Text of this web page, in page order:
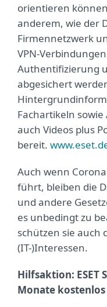
orientieren
anderem, wie der
Firmennetzwerk
VPN-
Authentifizierung
abgesichert
Fachartikeln
auch Videos plus
bereit.
Auch wenn
führt, bleiben die
und andere
es unbedingt zu
schützen sie auch
(IT-)Interessen.
Hilfsaktion: ESET
Monate kostenlos